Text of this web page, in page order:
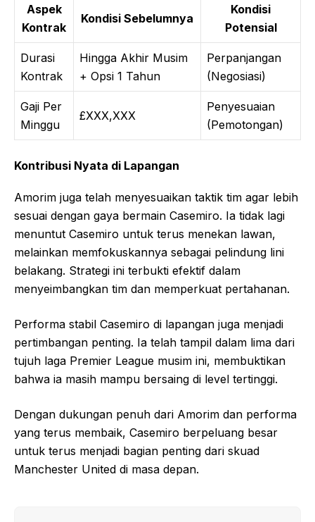
Aspek
Kontrak
Kondisi Sebelumnya
Kondisi
Potensial
Durasi
Kontrak
Hingga Akhir Musim
+ Opsi 1 Tahun
Perpanjangan
(Negosiasi)
Gaji Per
Minggu
£XXX,XXX
Penyesuaian
(Pemotongan)
Kontribusi Nyata di Lapangan
Amorim juga telah menyesuaikan taktik tim agar lebih
sesuai dengan gaya bermain Casemiro. Ia tidak lagi
menuntut Casemiro untuk terus menekan lawan,
melainkan memfokuskannya sebagai pelindung lini
belakang. Strategi ini terbukti efektif dalam
menyeimbangkan tim dan memperkuat pertahanan.
Performa stabil Casemiro di lapangan juga menjadi
pertimbangan penting. Ia telah tampil dalam lima dari
tujuh laga Premier League musim ini, membuktikan
bahwa ia masih mampu bersaing di level tertinggi.
Dengan dukungan penuh dari Amorim dan performa
yang terus membaik, Casemiro berpeluang besar
untuk terus menjadi bagian penting dari skuad
Manchester United di masa depan.